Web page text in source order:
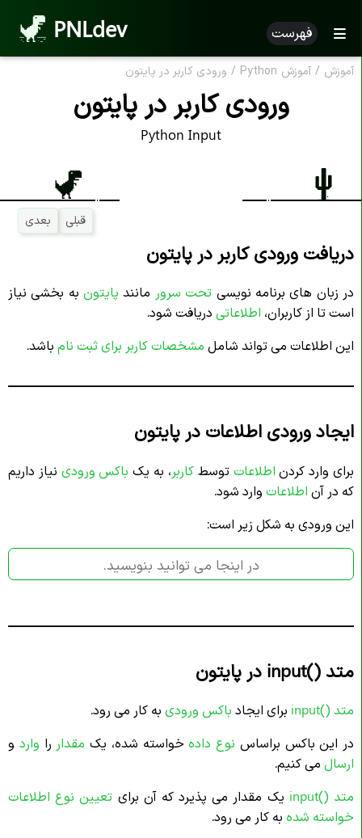
PNLdev فهرست
آموزش / آموزش Python / ورودی کاربر در پایتون
ورودی کاربر در پایتون
Python Input
قبلی بعدی
دریافت ورودی کاربر در پایتون
در زبان های برنامه نویسی تحت سرور مانند پایتون به بخشی نیاز
است تا از کاربران، اطلاعاتی دریافت شود.
این اطلاعات می تواند شامل مشخصات کاربر برای ثبت نام باشد.
ایجاد ورودی اطلاعات در پایتون
برای وارد کردن اطلاعات توسطکاربر، به یک باکس ورودی نیاز داریم
که در آن اطلاعات وارد شود.
این ورودی به شکل زیر است:
متد ()input در پایتون
متد ()input برای ایجاد باکس ورودی به کار می رود.
در این باکس براساس نوع دادهخواسته شده، یک مقدار را وارد و
ارسال می کنیم.
متد ()input
یک مقدار می پذیرد که آن برای تعیین نوع اطلاعات
خواسته شده به کار می رود.